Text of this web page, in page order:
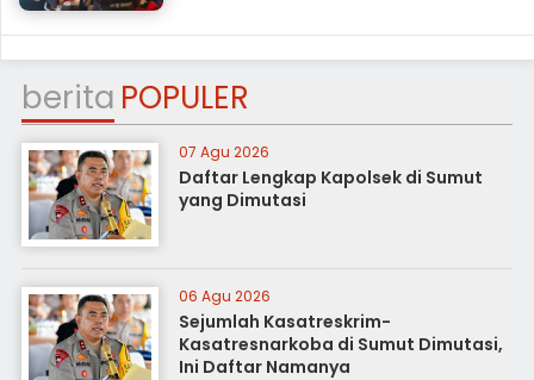
berita POPULER
07 Agu 2026
Daftar Lengkap Kapolsek di Sumut
yang Dimutasi
06 Agu 2026
Sejumlah Kasatreskrim-
Kasatresnarkoba di Sumut Dimutasi,
Ini Daftar Namanya